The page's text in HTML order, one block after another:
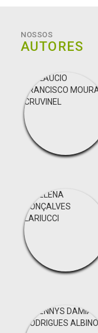
NOSSOS
AUTORES